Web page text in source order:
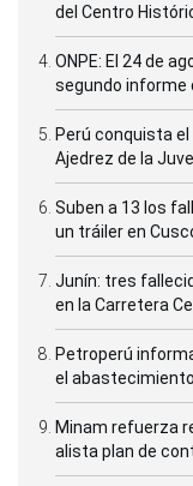
del Centro
ONPE: El 24 de
segundo informe
Perú conquista
Ajedrez de la
Suben a 13 los
un tráiler en
Junín: tres
en la Carretera
Petroperú
el
Minam refuerza
alista plan de